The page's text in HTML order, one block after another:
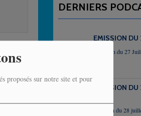
proposés sur notre site et pour
DERNIERS
EMISSION
Emission du 27
EMISSION
emission du 28